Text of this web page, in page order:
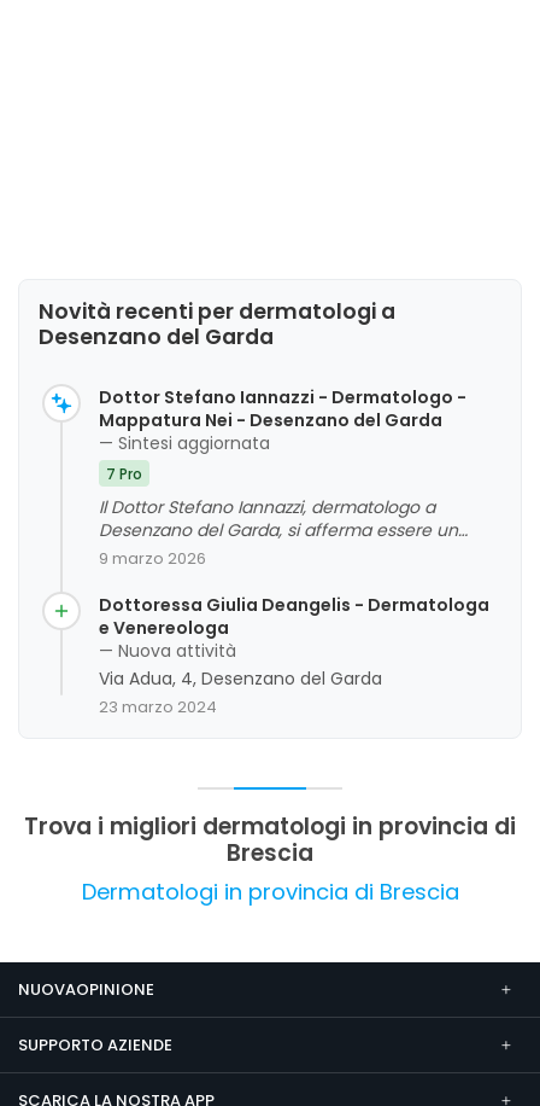
Novità recenti per dermatologi a
Desenzano del Garda
Dottor Stefano Iannazzi - Dermatologo -
Mappatura Nei - Desenzano del Garda
— Sintesi aggiornata
7 Pro
Il Dottor Stefano Iannazzi, dermatologo a
Desenzano del Garda, si afferma essere un
professionista altamente competente e
e capacità di comunicare chiaramente. La
clientela riconosce nel suo operato un alto
livello di professionalità e attenzione al paziente,
evidenziando anche la sua capacità di diagnosi
accurata. Non emergono criticità significative, e
l'opinione complessiva è molto positiva.
9 marzo 2026
Dottoressa Giulia Deangelis - Dermatologa
e Venereologa
— Nuova attività
Via Adua, 4, Desenzano del Garda
23 marzo 2024
Trova i migliori dermatologi in provincia di
Brescia
Dermatologi in provincia di Brescia
NUOVAOPINIONE
SUPPORTO AZIENDE
SCARICA LA NOSTRA APP